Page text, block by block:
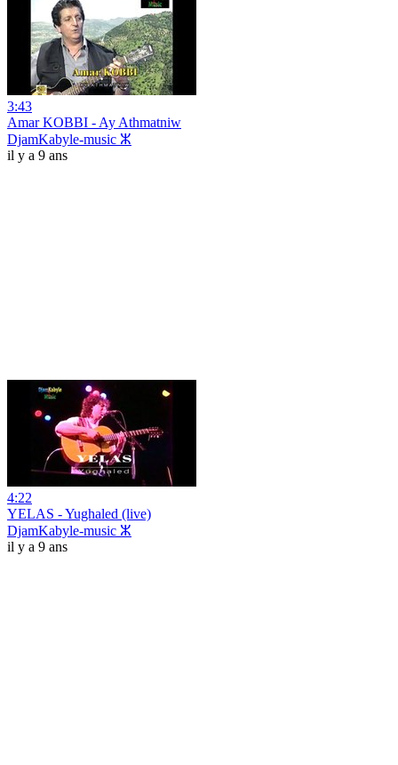
3:43
Amar KOBBI - Ay Athmatniw
DjamKabyle-music ⵣ
il y a 9 ans
4:22
YELAS - Yughaled (live)
DjamKabyle-music ⵣ
il y a 9 ans